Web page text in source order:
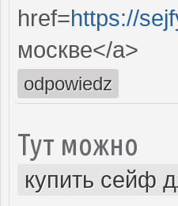
href=https://
москве</a>
odpowiedz
Тут можно
купить сейф